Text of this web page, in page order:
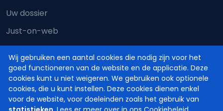
Wij gebruiken een aantal cookies die nodig zijn voor het
goed functioneren van de website en de applicatie. Deze
cookies kunt u niet weigeren. We gebruiken ook optionele
cookies, die u kunt instellen. Deze cookies dienen enkel
voor de website, voor doeleinden zoals het gebruik van
Uw dossier
Just-on-web
e-Deposit
Territoriale bevoegdheid